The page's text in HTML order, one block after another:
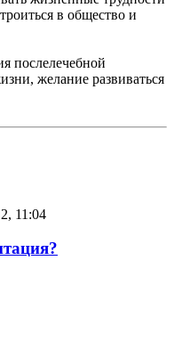
в общество и
послелечебной
желание развиваться
11:04